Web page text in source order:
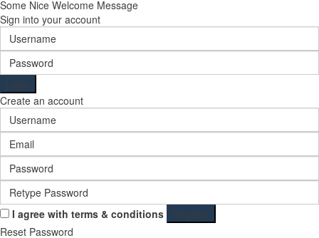
Some Nice Welcome Message
Sign into your account
Login
Create an account
I agree with terms & conditions
Register
Reset Password